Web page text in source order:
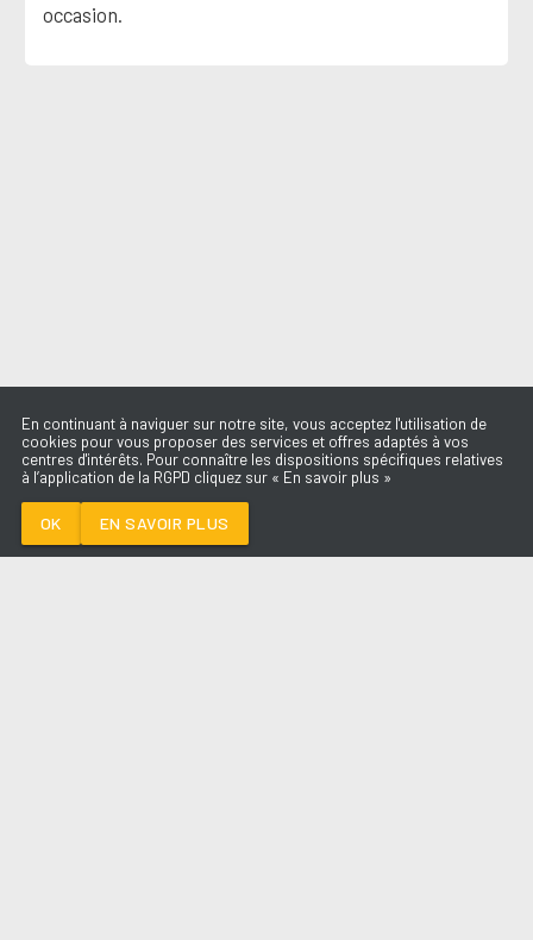
EMMENE-MOI
occasion.
En continuant à naviguer sur notre site, vous acceptez l'utilisation de
cookies pour vous proposer des services et offres adaptés à vos
centres d'intérêts. Pour connaître les dispositions spécifiques relatives
à l’application de la RGPD cliquez sur « En savoir plus »
OK EN SAVOIR PLUS